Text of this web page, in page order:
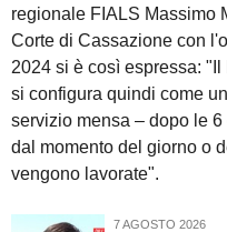
regionale FIALS Massimo
Corte di Cassazione con
2024 si è così espressa:
si configura quindi come
servizio mensa – dopo le
dal momento del giorno o
vengono lavorate".
7 AGOSTO 2026